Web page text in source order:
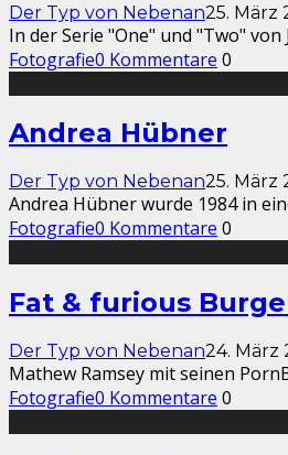
Der Typ von Nebenan25. März
In der Serie "One" und "Two"
Fotografie0 Kommentare 0
Andrea Hübner
Der Typ von Nebenan25. März
Andrea Hübner wurde 1984 in
Fotografie0 Kommentare 0
Fat & furious
Der Typ von Nebenan24. März
Mathew Ramsey mit seinen
Fotografie0 Kommentare 0